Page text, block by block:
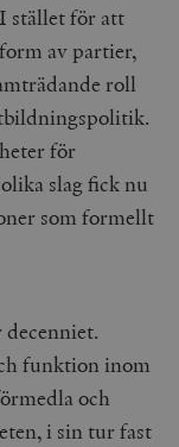
stället för att
av partier,
roll
för
slag fick nu
som formellt
funktion inom
och
i sin tur fast